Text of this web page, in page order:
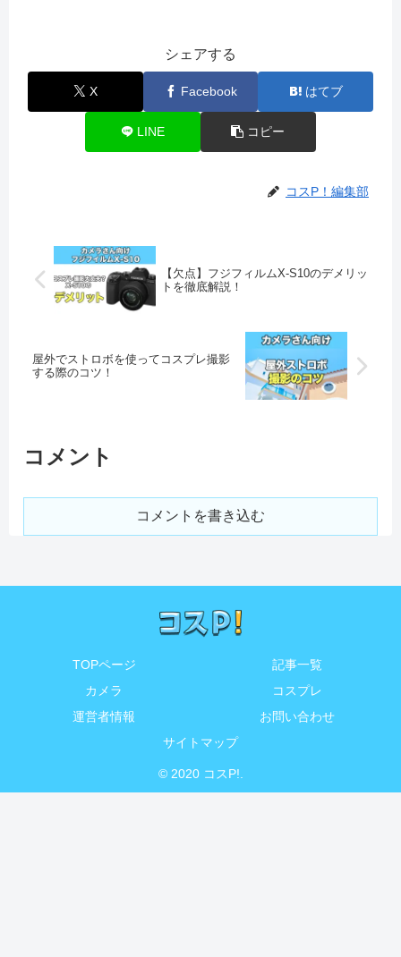
シェアする
X Facebook はてブ
LINE コピー
コスP！編集部
【欠点】フジフィルムX-S10のデメリッ
トを徹底解説！
屋外でストロボを使ってコスプレ撮影
する際のコツ！
コメント
コメントを書き込む
TOPページ
記事一覧
カメラ
コスプレ
運営者情報
お問い合わせ
サイトマップ
© 2020 コスP!.